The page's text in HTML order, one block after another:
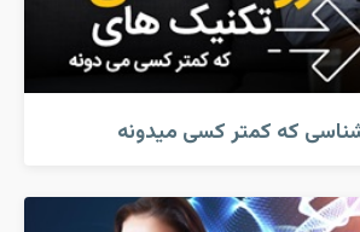
که کمتر کسی میدونه